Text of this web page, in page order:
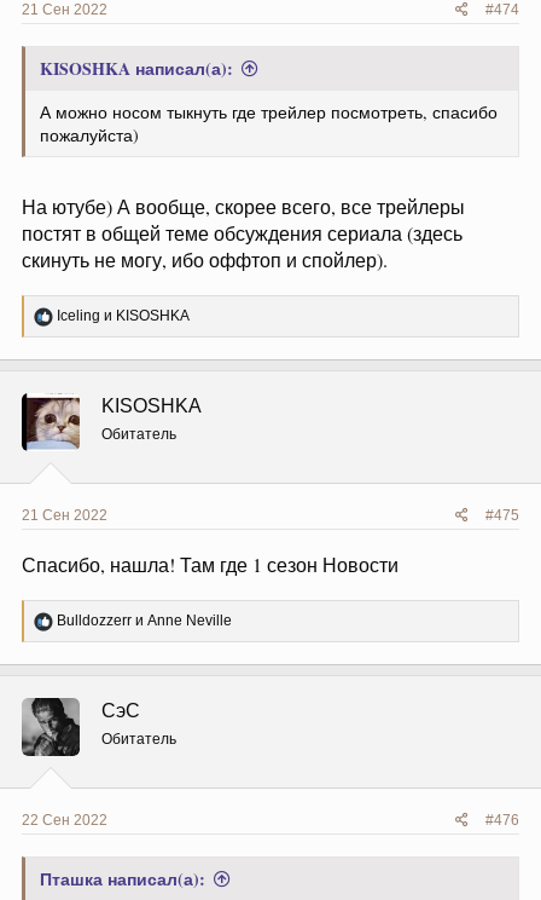
21 Сен 2022 #474
KISOSHKA написал(а):
А можно носом тыкнуть где трейлер посмотреть, спасибо
пожалуйста)
На ютубе) А вообще, скорее всего, все трейлеры
постят в общей теме обсуждения сериала (здесь
скинуть не могу, ибо оффтоп и спойлер).
Р
е
ц
и
и
:
Iceling и KISOSHKA
KISOSHKA
Обитатель
21 Сен 2022 #475
Спасибо, нашла! Там где 1 сезон Новости
Р
е
ц
и
и
:
Bulldozzerr и Anne Neville
СэС
Обитатель
22 Сен 2022 #476
Пташка написал(а):